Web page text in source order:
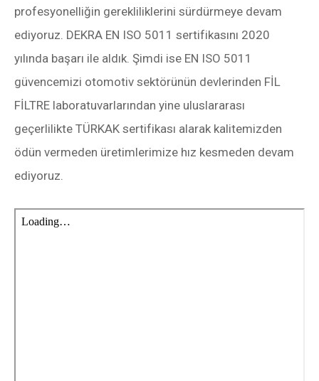
profesyonelliğin gerekliliklerini sürdürmeye devam
ediyoruz. DEKRA EN ISO 5011 sertifikasını 2020
yılında başarı ile aldık. Şimdi ise EN ISO 5011
güvencemizi otomotiv sektörünün devlerinden FİL
FİLTRE laboratuvarlarından yine uluslararası
geçerlilikte TÜRKAK sertifikası alarak kalitemizden
ödün vermeden üretimlerimize hız kesmeden devam
ediyoruz.